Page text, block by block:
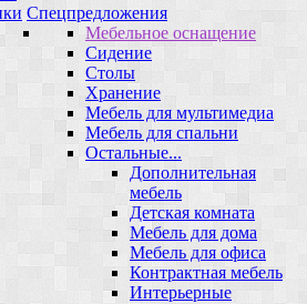
Спецпредложения
Мебельное оснащение
Сидение
Столы
Хранение
Мебель для мультимедиа
Мебель для спальни
Остальные...
Дополнительная
мебель
Детская комната
Мебель для дома
Мебель для офиса
Контрактная мебель
Интерьерные